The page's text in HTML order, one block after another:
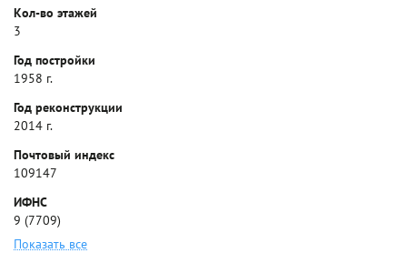
Кол-во этажей
3
Год постройки
1958 г.
Год реконструкции
2014 г.
Почтовый индекс
109147
ИФНС
9 (7709)
Показать все